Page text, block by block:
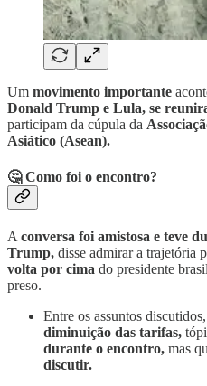
Um movimento importante
Donald Trump e Lula, se
participam da cúpula da
Asiático (Asean).
🤔 Como foi o encontro?
A conversa foi amistosa e teve
Trump, disse admirar a trajetória
volta por cima do presidente
preso.
Entre os assuntos
diminuição das tarifas,
durante o encontro, mas
discutir.